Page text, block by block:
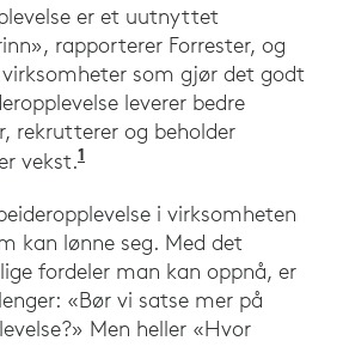
er et uutnyttet
rapporterer Forrester, og
som gjør det godt
leverer bedre
rekrutterer og beholder
vekst.1
i virksomheten
kan lønne seg. Med det
fordeler man kan oppnå, er
«Bør vi satse mer på
Men heller «Hvor